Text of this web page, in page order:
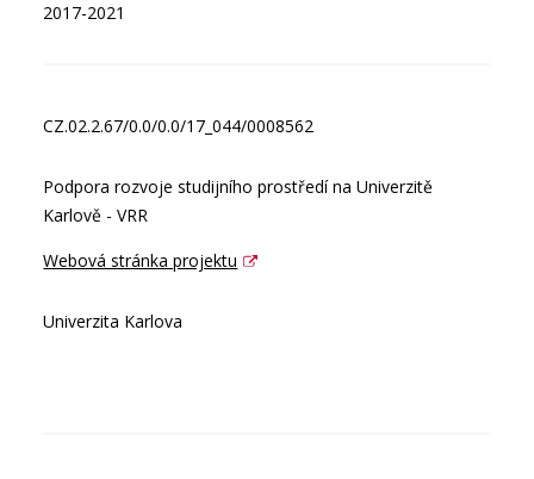
2017-2021
CZ.02.2.67/0.0/0.0/17_044/0008562
Podpora rozvoje studijního prostředí na Univerzitě
Karlově - VRR
Webová stránka projektu
Univerzita Karlova